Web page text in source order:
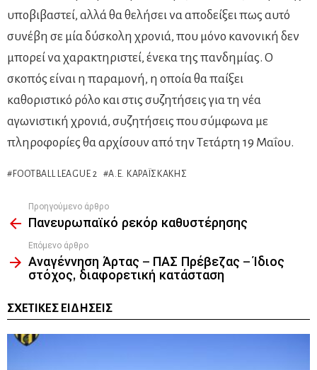
υποβιβαστεί, αλλά θα θελήσει να αποδείξει πως αυτό
συνέβη σε μία δύσκολη χρονιά, που μόνο κανονική δεν
μπορεί να χαρακτηριστεί, ένεκα της πανδημίας. Ο
σκοπός είναι η παραμονή, η οποία θα παίξει
καθοριστικό ρόλο και στις συζητήσεις για τη νέα
αγωνιστική χρονιά, συζητήσεις που σύμφωνα με
πληροφορίες θα αρχίσουν από την Τετάρτη 19 Μαΐου.
FOOTBALL LEAGUE 2 Α.Ε. ΚΑΡΑΪΣΚΆΚΗΣ
more
Προηγούμενο άρθρο
Πανευρωπαϊκό ρεκόρ καθυστέρησης
Επόμενο άρθρο
Αναγέννηση Άρτας – ΠΑΣ Πρέβεζας – Ίδιος
στόχος, διαφορετική κατάσταση
ΣΧΕΤΙΚΈΣ ΕΙΔΉΣΕΙΣ